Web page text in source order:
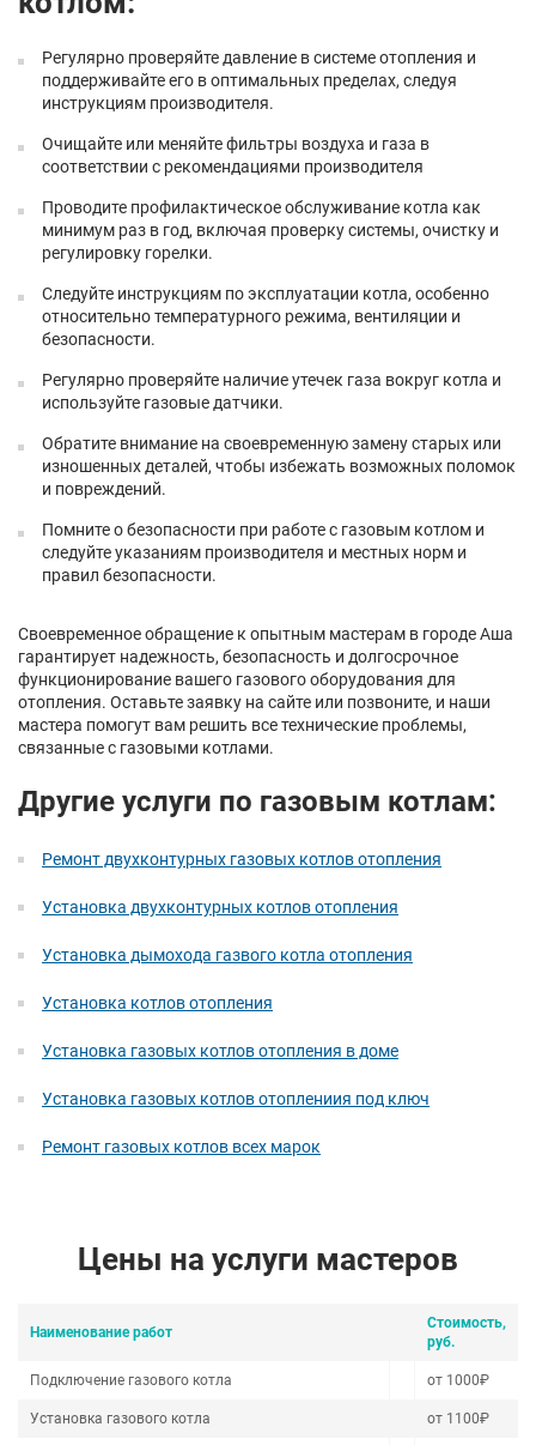
Регулярно проверяйте давление в системе отопления и
поддерживайте его в оптимальных пределах, следуя
инструкциям производителя.
Очищайте или меняйте фильтры воздуха и газа в
соответствии с рекомендациями производителя
Проводите профилактическое обслуживание котла как
минимум раз в год, включая проверку системы, очистку и
регулировку горелки.
Следуйте инструкциям по эксплуатации котла, особенно
относительно температурного режима, вентиляции и
безопасности.
Регулярно проверяйте наличие утечек газа вокруг котла и
используйте газовые датчики.
Обратите внимание на своевременную замену старых или
изношенных деталей, чтобы избежать возможных поломок
и повреждений.
Помните о безопасности при работе с газовым котлом и
следуйте указаниям производителя и местных норм и
правил безопасности.
Своевременное обращение к опытным мастерам в городе Аша
гарантирует надежность, безопасность и долгосрочное
функционирование вашего газового оборудования для
отопления. Оставьте заявку на сайте или позвоните, и наши
мастера помогут вам решить все технические проблемы,
связанные с газовыми котлами.
Другие услуги по газовым котлам:
Ремонт двухконтурных газовых котлов отопления
Установка двухконтурных котлов отопления
Установка дымохода газвого котла отопления
Установка котлов отопления
Установка газовых котлов отопления в доме
Установка газовых котлов отоплениия под ключ
Ремонт газовых котлов всех марок
Цены на услуги мастеров
Наименование работ
Стоимость,
руб.
Подключение газового котла от 1000₽
Установка газового котла от 1100₽